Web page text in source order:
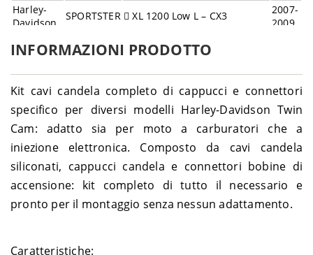
Harley-
Davidson
SPORTSTER XL 1200 Low L – CX3
2007-
2009
Davidson
SPORTSTER XL 1200 Nightster N – CZ3
SPORTSTER
LM3
Harley-
Davidson
SPORTSTER XL 1200 Roadster R – CV3
2007-
2008
Harley-
Davidson
SPORTSTER
XL 1200 Seventy Two V ABS
– LF3
2014-
2017
Harley-
Davidson
SPORTSTER XL 1200 Seventy Two V – LF3 2013
Harley-
Davidson
SPORTSTER
XL 1200 Super Low T ABS –
LL3
2014-
2017
Harley-
INFORMAZIONI PRODOTTO
Kit cavi candela completo di cappucci e connettori
specifico per diversi modelli Harley-Davidson Twin
Cam: adatto sia per moto a carburatori che a
iniezione elettronica. Composto da cavi candela
siliconati, cappucci candela e connettori bobine di
accensione: kit completo di tutto il necessario e
pronto per il montaggio senza nessun adattamento.
Caratteristiche: